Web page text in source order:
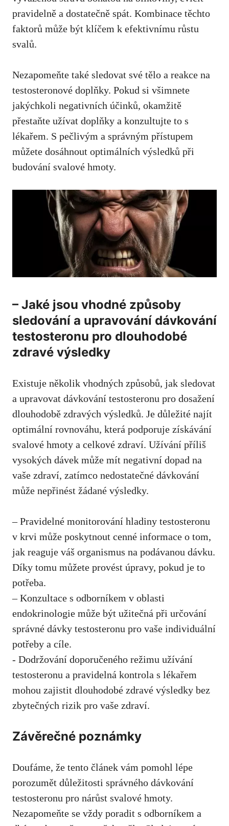
pravidelně a dostatečně spát. ⁣Kombinace těchto
faktorů může být klíčem k efektivnímu růstu
svalů.
Nezapomeňte také sledovat své tělo a reakce na
testosteronové doplňky.⁢ Pokud si všimnete
jakýchkoli negativních⁤ účinků, okamžitě
přestaňte užívat doplňky a konzultujte to ⁢s
lékařem. S pečlivým a správným přístupem
můžete ⁢dosáhnout ‍optimálních výsledků při
budování svalové hmoty.
– Jaké jsou vhodné způsoby
sledování a upravování dávkování
testosteronu pro‍ dlouhodobé
zdravé výsledky
Existuje⁢ několik vhodných způsobů, ​jak sledovat
a upravovat dávkování testosteronu pro dosažení⁣
dlouhodobě zdravých výsledků. Je důležité najít
optimální rovnováhu, která ‌podporuje ‌získávání
svalové hmoty a celkové zdraví. Užívání​ příliš
vysokých dávek⁢ může mít negativní dopad ⁣na
vaše zdraví, zatímco nedostatečné⁣ dávkování
může nepřinést žádané výsledky.
– ‍Pravidelné monitorování hladiny testosteronu
v krvi může poskytnout cenné informace o⁤ tom,
jak reaguje váš organismus⁤ na podávanou dávku.
⁣Díky tomu můžete provést úpravy,⁤ pokud je to
potřeba.
– Konzultace s odborníkem⁤ v oblasti
endokrinologie může být užitečná při určování‍
správné dávky testosteronu‍ pro vaše individuální
potřeby a cíle.
-​ Dodržování doporučeného režimu užívání
⁤testosteronu a pravidelná kontrola s lékařem
mohou zajistit dlouhodobé zdravé výsledky bez
zbytečných rizik pro vaše zdraví.
Závěrečné poznámky
Doufáme, ⁢že tento článek vám pomohl lépe
porozumět důležitosti​ správného dávkování
testosteronu pro nárůst svalové hmoty.
Nezapomeňte se‍ vždy ‍poradit s odborníkem a